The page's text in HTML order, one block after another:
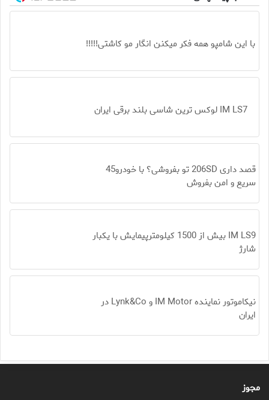
با این شامپو همه فکر میکنن انگار مو کاشتی!!!!!
IM LS7 لوکس ترین شاسی بلند برقی ایران
قصد داری 206SD تو بفروشی؟ با خودرو45
سریع و امن بفروش
IM LS9 بیش از 1500 کیلومترپیمایش با یکبار
شارژ
نیکاموتور نماینده IM Motor و Lynk&Co در
ایران
مجوز